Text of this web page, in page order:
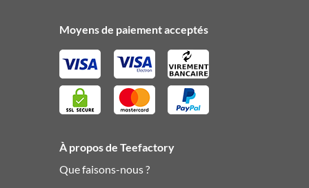
Moyens de paiement acceptés
À propos de Teefactory
Que faisons-nous ?